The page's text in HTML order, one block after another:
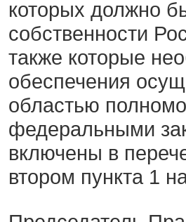
которых должно
собственности
также которые
обеспечения
областью
федеральными
включены в
втором пункта 1